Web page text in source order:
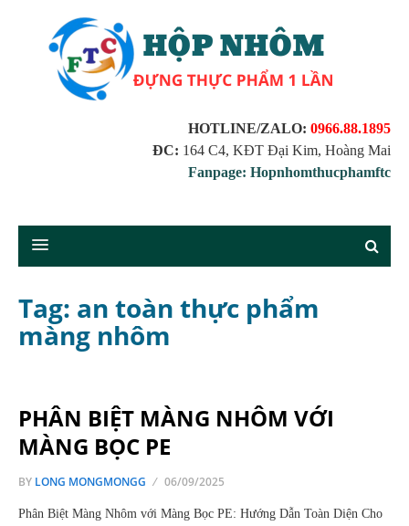
HOTLINE/ZALO: 0966.88.1895
ĐC: 164 C4, KĐT Đại Kim, Hoàng Mai
Fanpage: Hopnhomthucphamftc
Tag: an toàn thực phẩm
màng nhôm
PHÂN BIỆT MÀNG NHÔM VỚI
MÀNG BỌC PE
BY LONG MONGMONGG 06/09/2025
Phân Biệt Màng Nhôm với Màng Bọc PE: Hướng Dẫn Toàn Diện Cho